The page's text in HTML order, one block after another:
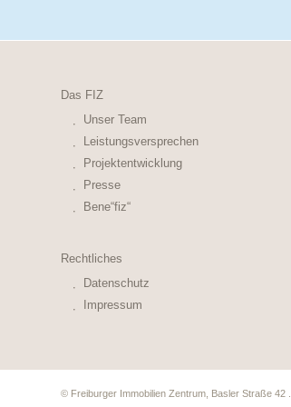
Das FIZ
Unser Team
Leistungsversprechen
Projektentwicklung
Presse
Bene“fiz“
Rechtliches
Datenschutz
Impressum
© Freiburger Immobilien Zentrum, Basler Straße 42